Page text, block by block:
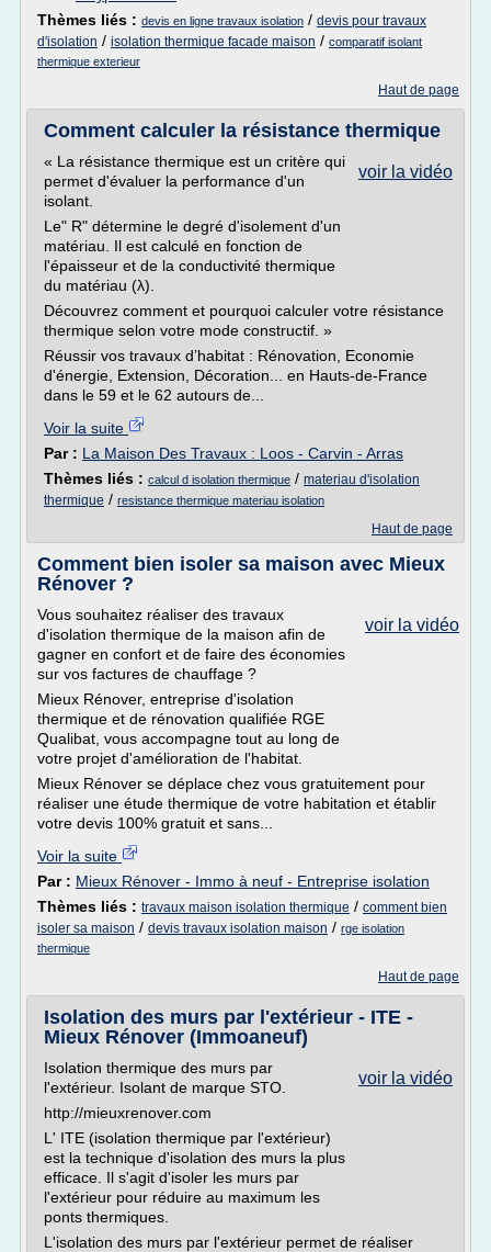
Thèmes liés : devis en ligne travaux isolation / devis pour travaux
d'isolation / isolation thermique facade maison / comparatif isolant
thermique exterieur
Haut de page
Comment calculer la résistance thermique
voir la vidéo
« La résistance thermique est un critère qui
permet d'évaluer la performance d'un
isolant.
Le" R" détermine le degré d'isolement d'un
matériau. Il est calculé en fonction de
l'épaisseur et de la conductivité thermique
du matériau (λ).
Découvrez comment et pourquoi calculer votre résistance
thermique selon votre mode constructif. »
Réussir vos travaux d’habitat : Rénovation, Economie
d'énergie, Extension, Décoration... en Hauts-de-France
dans le 59 et le 62 autours de...
Voir la suite
Par : La Maison Des Travaux : Loos - Carvin - Arras
Thèmes liés : calcul d isolation thermique / materiau d'isolation
thermique / resistance thermique materiau isolation
Haut de page
Comment bien isoler sa maison avec Mieux
Rénover ?
voir la vidéo
Vous souhaitez réaliser des travaux
d'isolation thermique de la maison afin de
gagner en confort et de faire des économies
sur vos factures de chauffage ?
Mieux Rénover, entreprise d'isolation
thermique et de rénovation qualifiée RGE
Qualibat, vous accompagne tout au long de
votre projet d'amélioration de l'habitat.
Mieux Rénover se déplace chez vous gratuitement pour
réaliser une étude thermique de votre habitation et établir
votre devis 100% gratuit et sans...
Voir la suite
Par : Mieux Rénover - Immo à neuf - Entreprise isolation
Thèmes liés : travaux maison isolation thermique / comment bien
isoler sa maison / devis travaux isolation maison / rge isolation
thermique
Haut de page
Isolation des murs par l'extérieur - ITE -
Mieux Rénover (Immoaneuf)
voir la vidéo
Isolation thermique des murs par
l'extérieur. Isolant de marque STO.
http://mieuxrenover.com
L' ITE (isolation thermique par l'extérieur)
est la technique d'isolation des murs la plus
efficace. Il s'agit d'isoler les murs par
l'extérieur pour réduire au maximum les
ponts thermiques.
L'isolation des murs par l'extérieur permet de réaliser